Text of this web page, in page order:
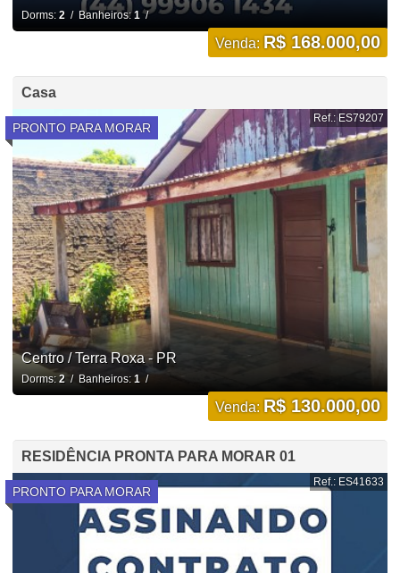
Dorms: 2/ Banheiros:1/
Venda: R$ 168.000,00
Casa
PRONTO PARA MORAR
Ref.: ES79207
Centro / Terra Roxa - PR
Dorms: 2/ Banheiros: 1/
Venda: R$ 130.000,00
RESIDÊNCIA PRONTA PARA MORAR 01
PRONTO PARA MORAR
Ref.: ES41633